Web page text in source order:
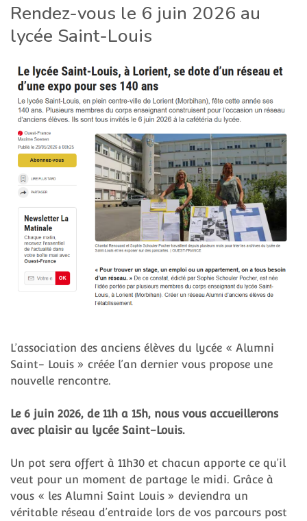
Rendez-vous le 6 juin 2026 au
lycée Saint-Louis
L’association des anciens élèves du lycée « Alumni
Saint- Louis » créée l’an dernier vous propose une
nouvelle rencontre.
Le 6 juin 2026, de 11h a 15h, nous vous accueillerons
avec plaisir au lycée Saint-Louis.
Un pot sera offert à 11h30 et chacun apporte ce qu’il
veut pour un moment de partage le midi. Grâce à
vous « les Alumni Saint Louis » deviendra un
véritable réseau d’entraide lors de vos parcours post